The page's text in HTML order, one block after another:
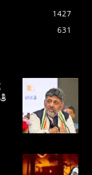
1427
631